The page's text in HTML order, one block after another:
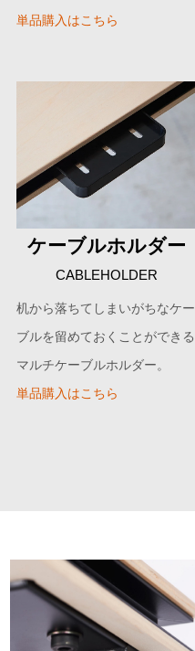
単品購入はこちら
ケーブルホルダー
CABLEHOLDER
机から落ちてしまいがちなケー
ブルを留めておくことができる
マルチケーブルホルダー。
単品購入はこちら